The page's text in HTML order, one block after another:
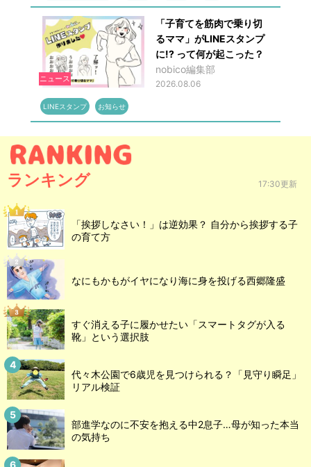
ニュース
「子育てを筋肉で乗り切
るママ」がLINEスタンプ
に!? って何が起こった？
nobico編集部
2026.08.06
LINEスタンプ お知らせ
ランキング 17:30更新
「挨拶しなさい！」は逆効果？ 自分から挨拶する子
の育て方
なにもかもがイヤになり海に身を投げる西郷隆盛
すぐ消える子に履かせたい「スマートタグが入る
靴」という選択肢
代々木公園で6歳児を見つけられる？「見守り瞬足」
リアル検証
部進学なのに不安を抱える中2息子…母が知った本当
の気持ち